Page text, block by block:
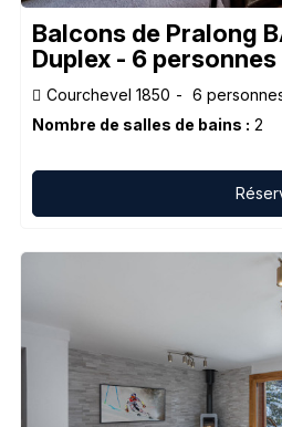
Balcons de Pralong
Duplex - 6 personnes
Courchevel 1850 6
Nombre de salles de bains : 2